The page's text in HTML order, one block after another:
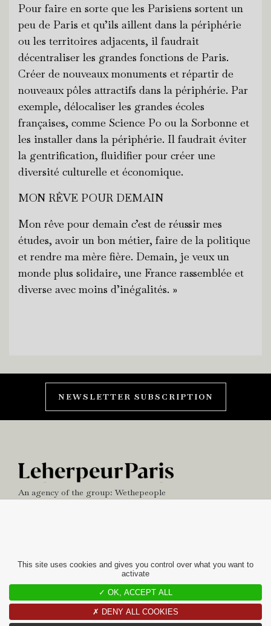
Pour faire en sorte que les Parisiens sortent un
peu de Paris et qu’ils aillent dans la périphérie
ou les territoires adjacents, il faudrait
décentraliser les grandes fonctions de Paris.
Créer de nouveaux monuments et répartir de
nouveaux pôles attractifs dans la périphérie. Par
exemple, délocaliser les grandes écoles
françaises, comme Science Po ou la Sorbonne et
les installer dans la périphérie. Il faudrait éviter
la gentrification, fluidifier pour créer une
diversité culturelle et économique.
MON RÊVE POUR DEMAIN
Mon rêve pour demain c’est de réussir mes
études, avoir un bon métier, faire de la politique
et rendre ma mère fière. Demain, je veux un
monde plus solidaire, une France rassemblée et
diverse avec moins d’inégalités. »
NEWSLETTER SUBSCRIPTION
An agency of the group: Wethepeople
contact
10 RUE CHARLOT
75003 PARIS
This site uses cookies and gives you control over what you want to
activate
✓ OK, ACCEPT ALL
✗ DENY ALL COOKIES